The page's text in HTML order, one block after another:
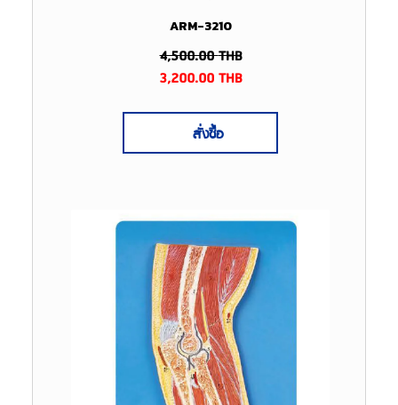
ARM-3210
4,500.00THB
3,200.00THB
สั่งซื้อ